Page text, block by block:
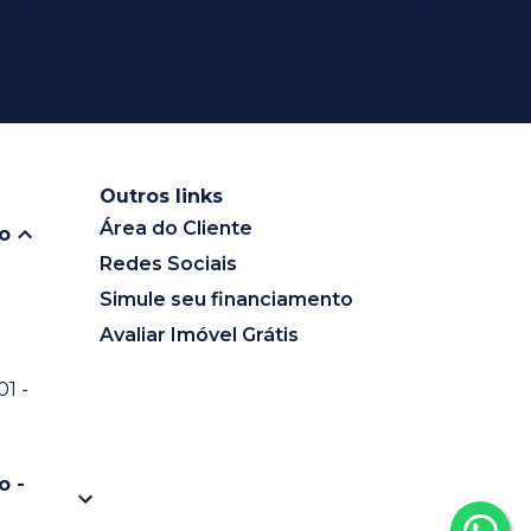
-
-
Outros links
Área do Cliente
Redes Sociais
Simule seu financiamento
Avaliar Imóvel Grátis